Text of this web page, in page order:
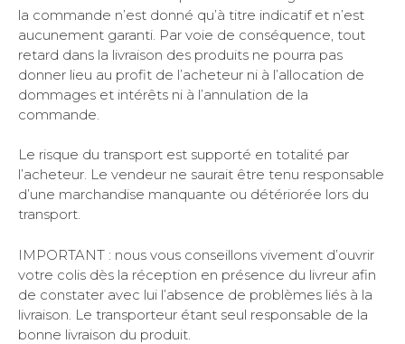
la commande n’est donné qu’à titre indicatif et n’est
aucunement garanti. Par voie de conséquence, tout
retard dans la livraison des produits ne pourra pas
donner lieu au profit de l’acheteur ni à l’allocation de
dommages et intérêts ni à l’annulation de la
commande.
Le risque du transport est supporté en totalité par
l’acheteur. Le vendeur ne saurait être tenu responsable
d’une marchandise manquante ou détériorée lors du
transport.
IMPORTANT : nous vous conseillons vivement d’ouvrir
votre colis dès la réception en présence du livreur afin
de constater avec lui l’absence de problèmes liés à la
livraison. Le transporteur étant seul responsable de la
bonne livraison du produit.